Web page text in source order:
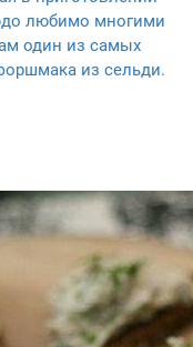
любимо многими
один из самых
из сельди.